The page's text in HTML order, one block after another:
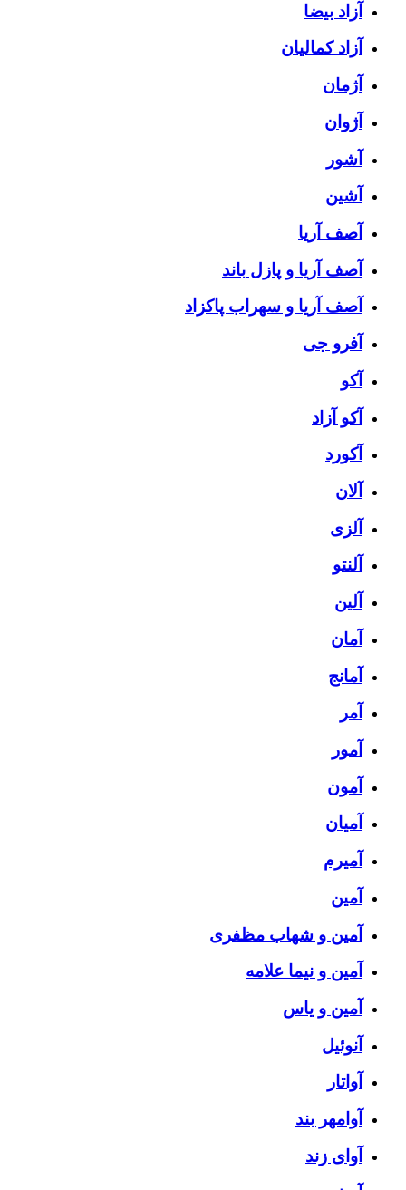
آزاد بیضا
آزاد کمالیان
آژمان
آژوان
آشور
آشین
آصف آریا
آصف آریا و پازل باند
آصف آریا و سهراب پاکزاد
آفرو جی
آکو
آکو آزاد
آکورد
آلان
آلزی
آلنتو
آلین
آمان
آمانج
آمر
آمور
آمون
آمیان
آمیرم
آمین
آمین و شهاب مظفری
آمین و نیما علامه
آمین و یاس
آنوئیل
آواتار
آوامهر بند
آوای زند